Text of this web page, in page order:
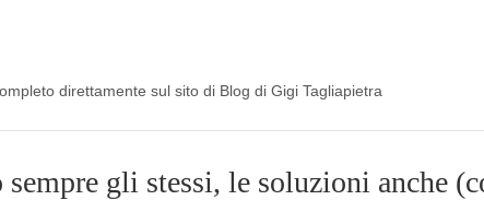
direttamente sul sito di Blog di Gigi Tagliapietra
gli stessi, le soluzioni anche